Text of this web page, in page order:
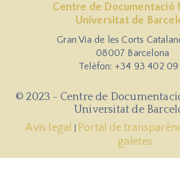
Centre de Documentació
Universitat de
Gran Via de les Corts
08007 Barcelona
Telèfon: +34 93 402
© 2023 - Centre de
Universitat de
Avís legal
Portal de
galetes